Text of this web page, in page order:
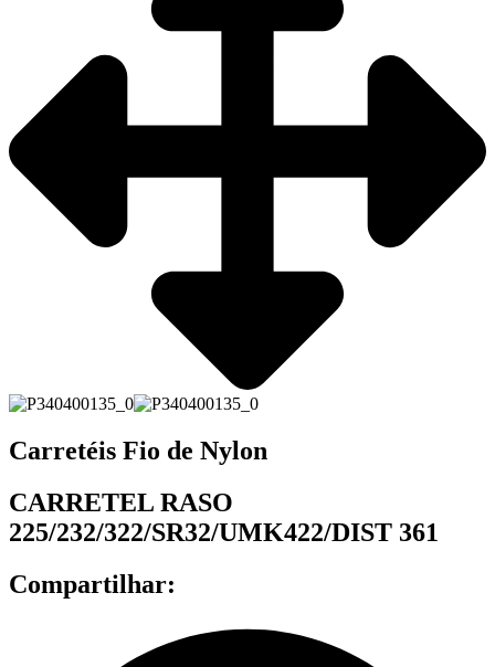
Carretéis Fio de Nylon
CARRETEL RASO
225/232/322/SR32/UMK422/DIST 361
Compartilhar: